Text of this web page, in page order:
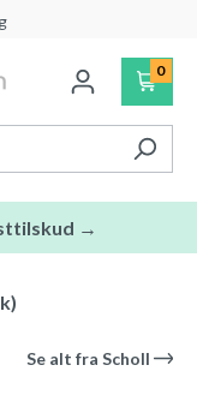
0
→
Se alt fra Scholl